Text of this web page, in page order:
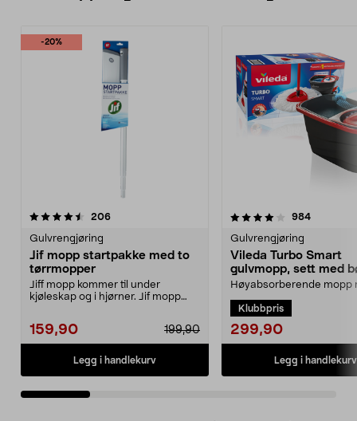
-20%
206anmeldelser
Gulvrengjøring
Jif mopp startpakke med to
tørrmopper
Jiff mopp kommer til under
kjøleskap og i hjørner. Jif mopp
159,90 199,90
Legg i handlekurv
4.0 av 5 stjerner 984
Gulvrengjøring
Vileda Turbo Smart
gulvmopp, sett med
utvrider
Høyabsorberende mopp
Smart mopp med bøtte ...
Klubbpris
299,90
Legg i handlekurv
4.5 av 5 stjerner